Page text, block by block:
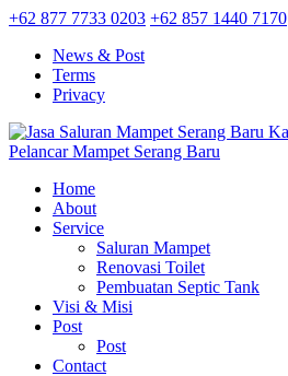
+62 877 7733 0203 +62 857 1440 7170
News & Post
Terms
Privacy
Home
About
Service
Saluran Mampet
Renovasi Toilet
Pembuatan Septic Tank
Visi & Misi
Post
Post
Contact